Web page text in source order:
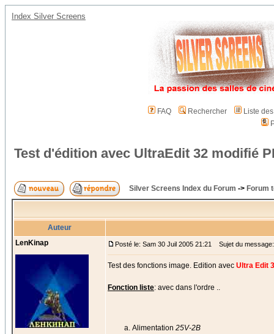
Index Silver Screens
FAQ Rechercher
Liste
Test d'édition avec UltraEdit 32 modifié
Silver Screens Index du Forum -> Forum
Auteur
LenKinap
Posté le: Sam 30 Juil 2005 21:21 Sujet du
Test des fonctions image. Edition avec Ultra Edit
Fonction liste: avec dans l'ordre ..
Alimentation 25V-2B